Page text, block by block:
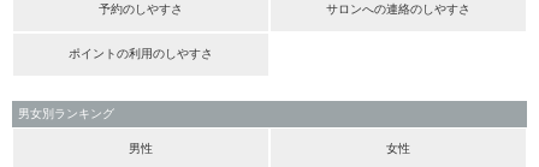
予約のしやすさ サロンへの連絡のしやすさ
ポイントの利用のしやすさ
男女別ランキング
男性 女性